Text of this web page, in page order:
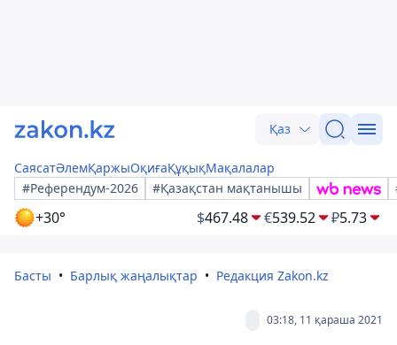
Қаз
СаясатӘлемҚаржыОқиғаҚұқықМақалалар
#Референдум-2026
#Қазақстан мақтанышы
+30° $467.48 €539.52 ₽5.73
Басты Барлық жаңалықтар Редакция Zakon.kz
03:18, 11 қараша 2021